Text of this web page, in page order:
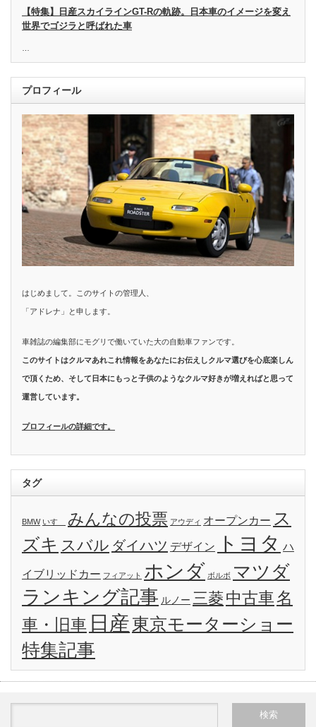
【特集】日産スカイラインGT-Rの軌跡。日本車のイメージを変え
世界でゴジラと呼ばれた車
プロフィール
はじめまして。このサイトの管理人、
「アドレナ」と申します。
車雑誌の編集部にモグリで働いていた大の自動車ファンです。
このサイトはクルマあれこれ情報をあなたにお伝えしクルマ選びを心底楽しん
で頂くため、そして日本にもっと子供のようなクルマ好きが増えればと思って
運営しています。
プロフィールの詳細です。
タグ
BMW いすゞ みんなの投票 アウディ オープンカー ス
ズキ スバル ダイハツ デザイン トヨタ ハ
イブリッドカー フィアット ホンダ ボルボ マツダ
ランキング記事 ルノー 三菱 中古車名
車・旧車 日産東京モーターショー
特集記事